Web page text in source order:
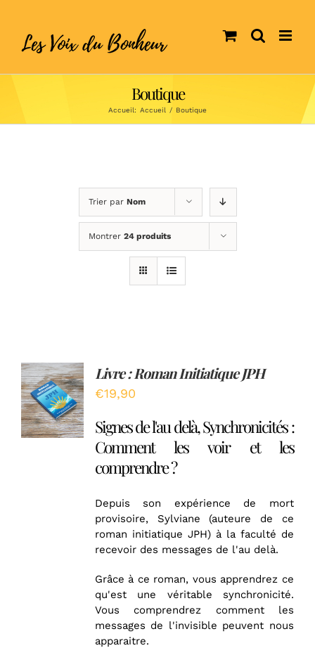
content
Boutique
Accueil: Accueil / Boutique
Trier par Nom
Montrer 24 produits
Note5.00
sur 5
AJOUTER
AU
PANIER
/
DÉTAILS
Livre : Roman Initiatique JPH
€19,90
Signes de l'au delà, Synchronicités :
Comment les voir et les
comprendre ?
Depuis son expérience de mort
provisoire, Sylviane (auteure de ce
roman initiatique JPH) à la faculté de
recevoir des messages de l'au delà.
Grâce à ce roman, vous apprendrez ce
qu'est une véritable synchronicité.
Vous comprendrez comment les
messages de l'invisible peuvent nous
apparaitre.